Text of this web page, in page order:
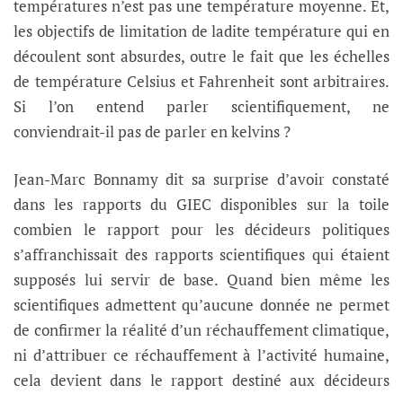
températures n’est pas une température moyenne. Et,
les objectifs de limitation de ladite température qui en
découlent sont absurdes, outre le fait que les échelles
de température Celsius et Fahrenheit sont arbitraires.
Si l’on entend parler scientifiquement, ne
conviendrait-il pas de parler en kelvins ?
Jean-Marc Bonnamy dit sa surprise d’avoir constaté
dans les rapports du GIEC disponibles sur la toile
combien le rapport pour les décideurs politiques
s’affranchissait des rapports scientifiques qui étaient
supposés lui servir de base. Quand bien même les
scientifiques admettent qu’aucune donnée ne permet
de confirmer la réalité d’un réchauffement climatique,
ni d’attribuer ce réchauffement à l’activité humaine,
cela devient dans le rapport destiné aux décideurs